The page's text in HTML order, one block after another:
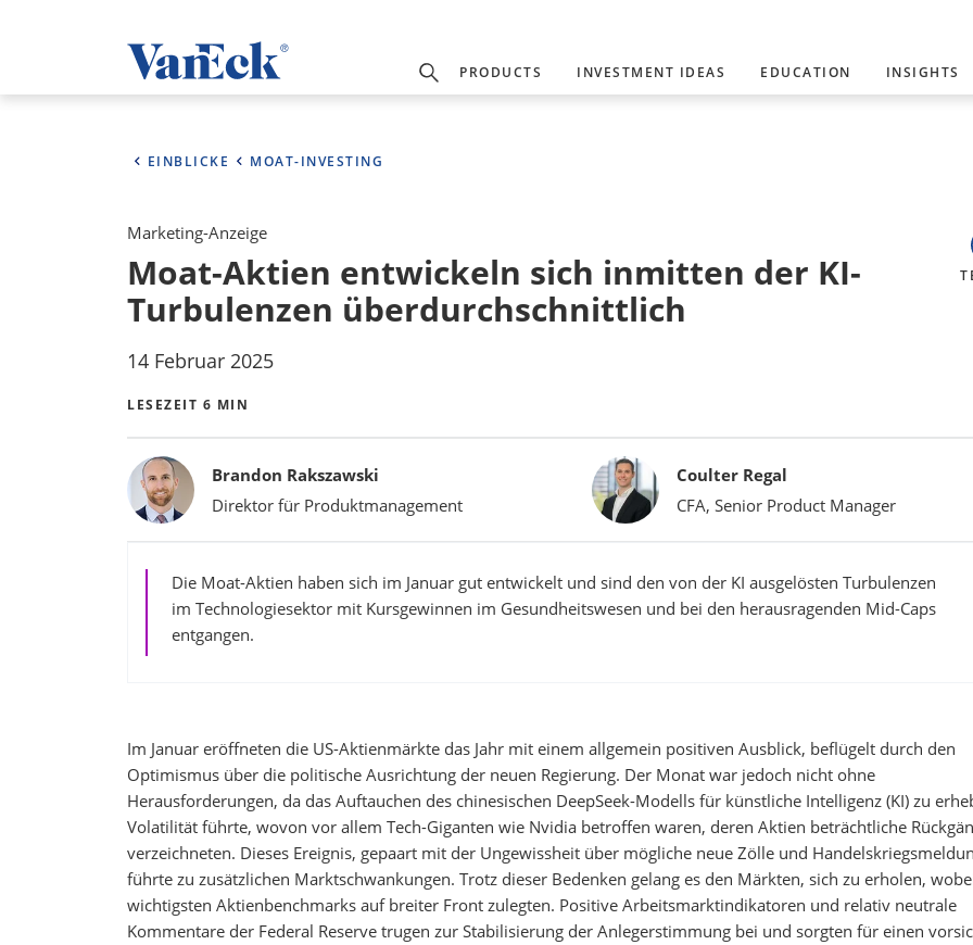
PRODUCTS INVESTMENT IDEAS EDUCATION INSIGHTS
EINBLICKE MOAT-INVESTING
Marketing-Anzeige
Moat-Aktien entwickeln sich inmitten der KI-
Turbulenzen überdurchschnittlich
14 Februar 2025
LESEZEIT 6 MIN
BylinesBrandon Rakszawski
Direktor für Produktmanagement
Coulter Regal
CFA, Senior Product Manager
Die Moat-Aktien haben sich im Januar gut entwickelt und sind den von der KI ausgelösten Turbulenzen
im Technologiesektor mit Kursgewinnen im Gesundheitswesen und bei den herausragenden Mid-Caps
entgangen.
Im Januar eröffneten die US-Aktienmärkte das Jahr mit einem allgemein positiven Ausblick, beflügelt durch den
Optimismus über die politische Ausrichtung der neuen Regierung. Der Monat war jedoch nicht ohne
Herausforderungen, da das Auftauchen des chinesischen DeepSeek-Modells für künstliche Intelligenz (KI) zu
Volatilität führte, wovon vor allem Tech-Giganten wie Nvidia betroffen waren, deren Aktien beträchtliche
verzeichneten. Dieses Ereignis, gepaart mit der Ungewissheit über mögliche neue Zölle und
führte zu zusätzlichen Marktschwankungen. Trotz dieser Bedenken gelang es den Märkten, sich zu erholen,
wichtigsten Aktienbenchmarks auf breiter Front zulegten. Positive Arbeitsmarktindikatoren und relativ neutrale
Kommentare der Federal Reserve trugen zur Stabilisierung der Anlegerstimmung bei und sorgten für einen